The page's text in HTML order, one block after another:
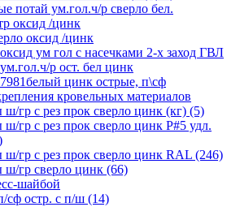
потай ум.гол.ч/р сверло бел.
оксид /цинк
оксид /цинк
ум гол с насечками 2-х заход ГВЛ
р ост. бел цинк
цинк острые, п\сф
кровельных материалов
гр с рез прок сверло цинк (кг) (5)
гр с рез прок сверло цинк P#5 удл.
ш/гр с рез прок сверло цинк RAL (246)
ш/гр сверло цинк (66)
шайбой
сф остр. с п/ш (14)